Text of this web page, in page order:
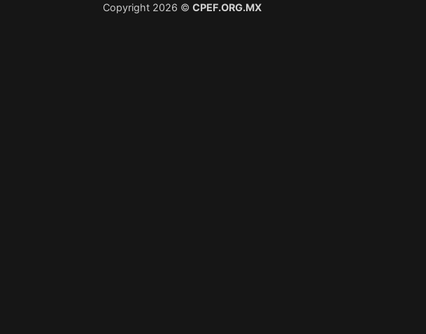
Copyright 2026 © CPEF.ORG.MX